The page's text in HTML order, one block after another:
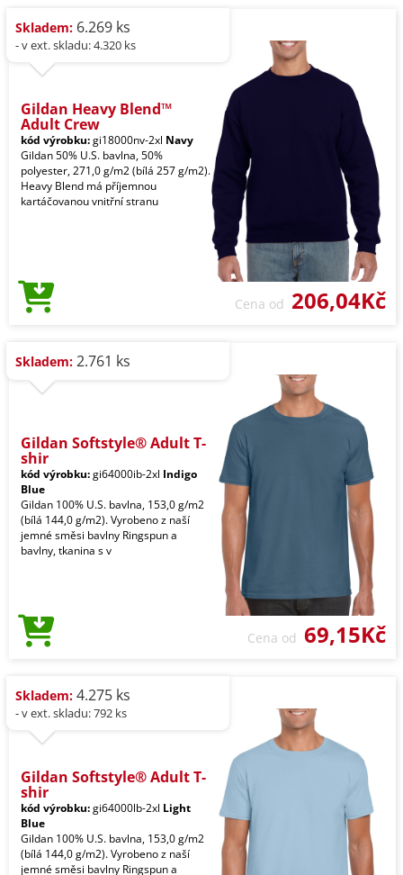
Skladem: 6.269 ks
- v ext. skladu: 4.320 ks
Gildan Heavy Blend™
Adult Crew
kód výrobku:gi18000nv-2xl Navy
Gildan 50% U.S. bavlna, 50%
polyester, 271,0 g/m2 (bílá 257 g/m2).
Heavy Blend má příjemnou
kartáčovanou vnitřní stranu
Cena od 206,04Kč
Skladem: 2.761 ks
Gildan Softstyle® Adult T-
shir
kód výrobku:gi64000ib-2xl Indigo
Blue
Gildan 100% U.S. bavlna, 153,0 g/m2
(bílá 144,0 g/m2). Vyrobeno z naší
jemné směsi bavlny Ringspun a
bavlny, tkanina s v
Cena od 69,15Kč
Skladem: 4.275 ks
- v ext. skladu: 792 ks
Gildan Softstyle® Adult T-
shir
kód výrobku:gi64000lb-2xl Light
Blue
Gildan 100% U.S. bavlna, 153,0 g/m2
(bílá 144,0 g/m2). Vyrobeno z naší
jemné směsi bavlny Ringspun a